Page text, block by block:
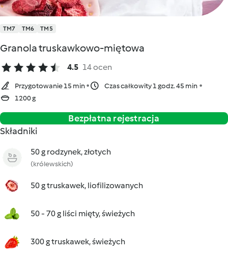
TM7 TM6 TM5
Granola truskawkowo-miętowa
4.5 14 ocen
Przygotowanie 15 min
Czas całkowity 1 godz. 45 min
1200 g
Bezpłatna rejestracja
Składniki
50 g rodzynek, złotych
(królewskich)
50 g truskawek, liofilizowanych
50 - 70 g liści mięty, świeżych
300 g truskawek, świeżych